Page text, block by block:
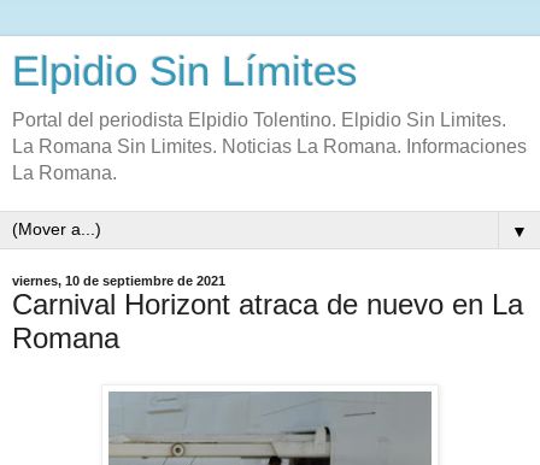
Elpidio Sin Límites
Portal del periodista Elpidio Tolentino. Elpidio Sin Limites.
La Romana Sin Limites. Noticias La Romana. Informaciones
La Romana.
▼
viernes, 10 de septiembre de 2021
Carnival Horizont atraca de nuevo en La
Romana